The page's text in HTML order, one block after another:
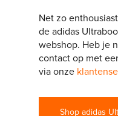
Net zo
de adidas
webshop. Heb je
contact op met
via onze
Shop adidas